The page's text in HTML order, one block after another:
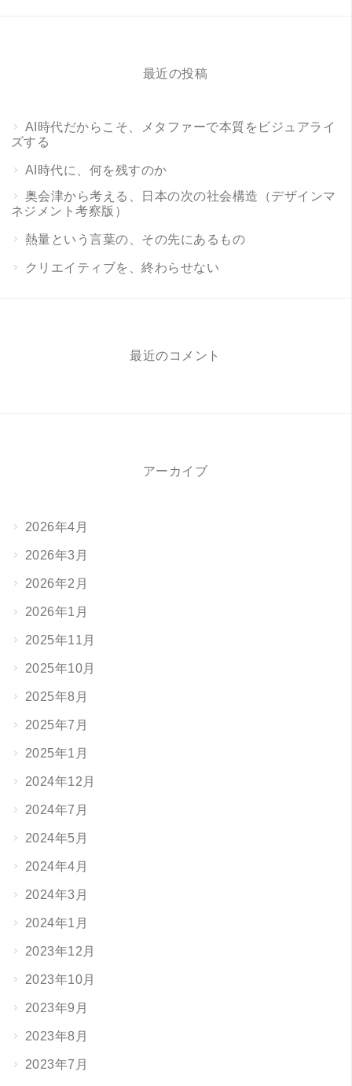
最近の投稿
AI時代だからこそ、メタファーで本質をビジュアライ
ズする
AI時代に、何を残すのか
奥会津から考える、日本の次の社会構造（デザインマ
ネジメント考察版）
熱量という言葉の、その先にあるもの
クリエイティブを、終わらせない
最近のコメント
アーカイブ
2026年4月
2026年3月
2026年2月
2026年1月
2025年11月
2025年10月
2025年8月
2025年7月
2025年1月
2024年12月
2024年7月
2024年5月
2024年4月
2024年3月
2024年1月
2023年12月
2023年10月
2023年9月
2023年8月
2023年7月